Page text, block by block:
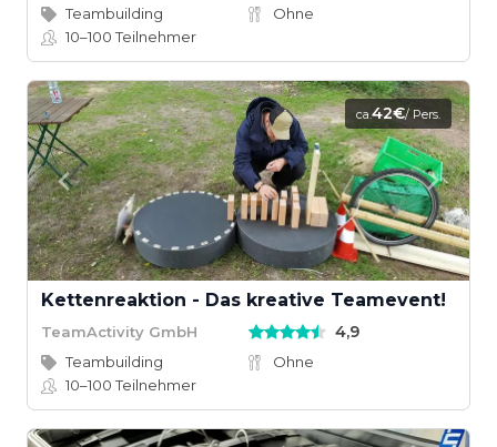
Teambuilding
Ohne
10–100Teilnehmer
ca.42€/ Pers.
Kettenreaktion - Das kreative Teamevent!
TeamActivity GmbH 4,9
Teambuilding
Ohne
10–100Teilnehmer